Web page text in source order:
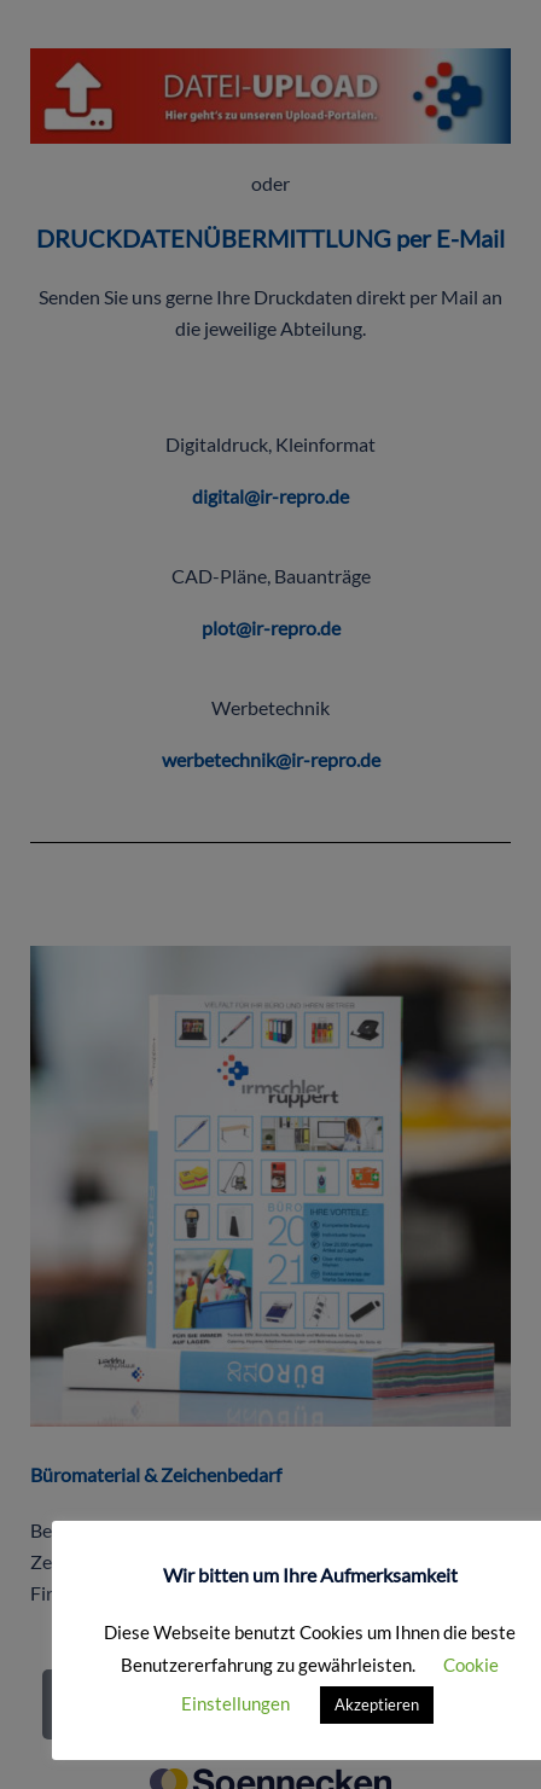
oder
DRUCKDATENÜBERMITTLUNG per E-Mail
Senden Sie uns gerne Ihre Druckdaten direkt per Mail an
die jeweilige Abteilung.
Digitaldruck, Kleinformat
digital@ir-repro.de
CAD-Pläne, Bauanträge
plot@ir-repro.de
Werbetechnik
werbetechnik@ir-repro.de
Büromaterial & Zeichenbedarf
Besuchen Sie unseren Onlineshop für Büromaterial und
Zeichenbedarf mit mehr als 10.000 Artikeln für
Firmenkunden und Gewerbetreibende.
Zum Onlineshop
Wir bitten um Ihre Aufmerksamkeit
Diese Webseite benutzt Cookies um Ihnen die beste
Benutzererfahrung zu gewährleisten.
Cookie
Einstellungen
Akzeptieren